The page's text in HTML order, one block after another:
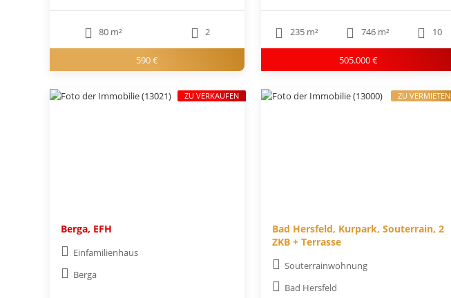
80 m² 2
590 €
235 m² 746 m² 10
505.000 €
Berga, EFH
Einfamilienhaus
Berga
ZU VERKAUFEN
Bad Hersfeld, Kurpark, Souterrain, 2
ZKB + Terrasse
Souterrainwohnung
Bad Hersfeld
ZU VERMIETEN